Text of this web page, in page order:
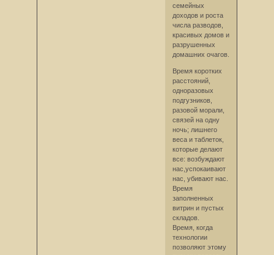
семейных
доходов и роста
числа разводов,
красивых домов и
разрушенных
домашних очагов.
Время коротких
расстояний,
одноразовых
подгузников,
разовой морали,
связей на одну
ночь; лишнего
веса и таблеток,
которые делают
все: возбуждают
нас,успокаивают
нас, убивают наc.
Время
заполненных
витрин и пустых
складов.
Время, когда
технологии
позволяют этому